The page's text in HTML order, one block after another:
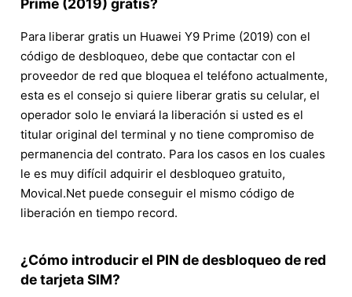
Para liberar gratis un Huawei Y9 Prime (2019) con el
código de desbloqueo, debe que contactar con el
proveedor de red que bloquea el teléfono actualmente,
esta es el consejo si quiere liberar gratis su celular, el
operador solo le enviará la liberación si usted es el
titular original del terminal y no tiene compromiso de
permanencia del contrato. Para los casos en los cuales
le es muy difícil adquirir el desbloqueo gratuito,
Movical.Net puede conseguir el mismo código de
liberación en tiempo record.
¿Cómo introducir el PIN de desbloqueo de red
de tarjeta SIM?